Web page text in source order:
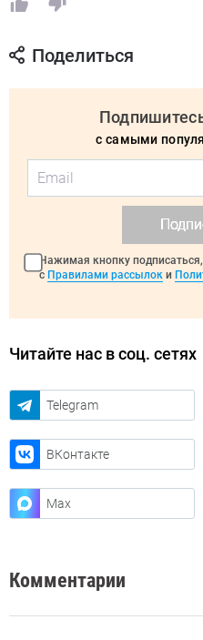
Поделиться
с самыми
Нажимая кнопку
с Правилами рассылок и
Читайте нас в соц. сетях
Telegram
ВКонтакте
Max
Комментарии